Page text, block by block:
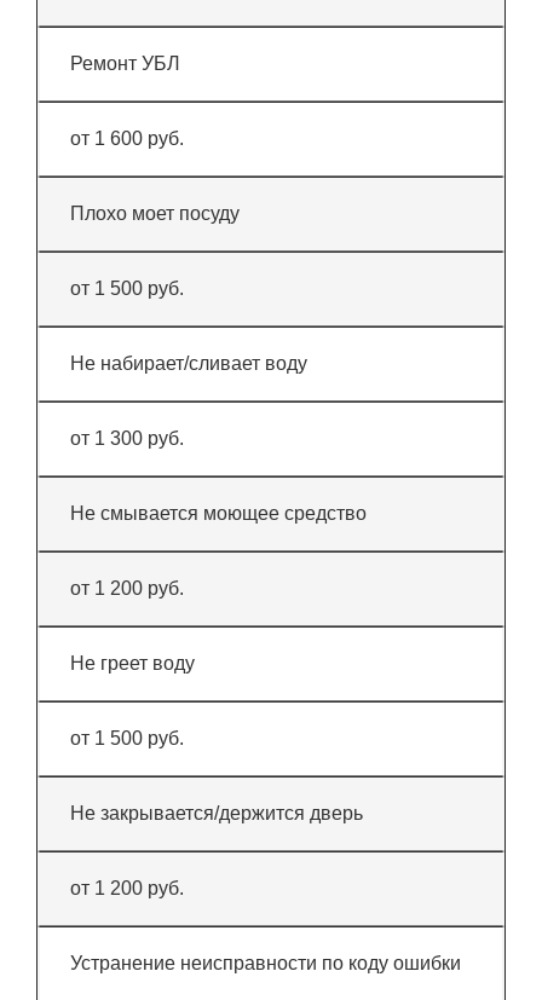
Ремонт УБЛ
от 1 600 руб.
Плохо моет посуду
от 1 500 руб.
Не набирает/сливает воду
от 1 300 руб.
Не смывается моющее средство
от 1 200 руб.
Не греет воду
от 1 500 руб.
Не закрывается/держится дверь
от 1 200 руб.
Устранение неисправности по коду ошибки